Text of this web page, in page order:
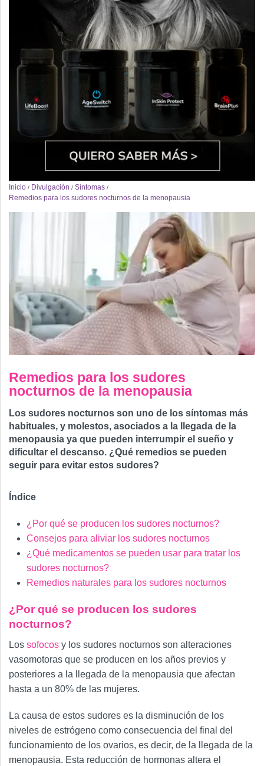
Inicio / Divulgación / Síntomas /
Remedios para los sudores nocturnos de la menopausia
Remedios para los sudores
nocturnos de la menopausia
Los sudores nocturnos son uno de los síntomas más
habituales, y molestos, asociados a la llegada de la
menopausia ya que pueden interrumpir el sueño y
dificultar el descanso. ¿Qué remedios se pueden
seguir para evitar estos sudores?
Índice
¿Por qué se producen los sudores nocturnos?
Consejos para aliviar los sudores nocturnos
¿Qué medicamentos se pueden usar para tratar los
sudores nocturnos?
Remedios naturales para los sudores nocturnos
¿Por qué se producen los sudores
nocturnos?
Los sofocos y los sudores nocturnos son alteraciones
vasomotoras que se producen en los años previos y
posteriores a la llegada de la menopausia que afectan
hasta a un 80% de las mujeres.
La causa de estos sudores es la disminución de los
niveles de estrógeno como consecuencia del final del
funcionamiento de los ovarios, es decir, de la llegada de la
menopausia. Esta reducción de hormonas altera el